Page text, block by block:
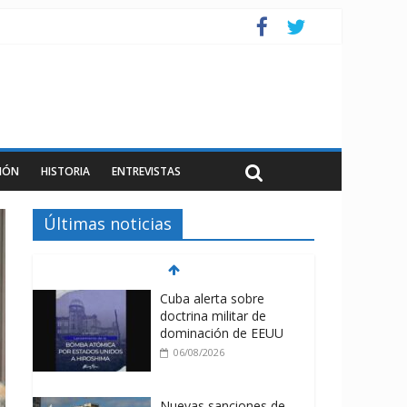
HISTORIA ENTREVISTAS
Últimas noticias
Cuba alerta sobre
doctrina militar de
dominación de EEUU
06/08/2026